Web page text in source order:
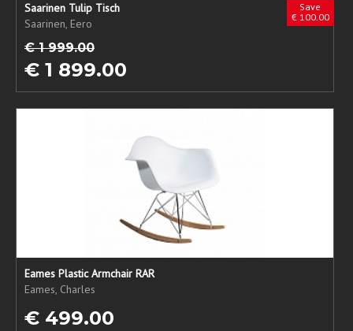
Save
€ 100.00
Saarinen Tulip Tisch
Saarinen, Eero
€ 1 999.00
€ 1 899.00
Eames Plastic Armchair RAR
Eames, Charles
€ 499.00